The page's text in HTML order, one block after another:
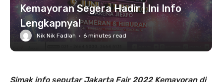
Kemayoran Segera Hadir | Ini Info
Lengkapnya!
Nik Nik Fadlah · 6 minutes read
Simak info seputar Jakarta Fair 2022 Kemayoran di